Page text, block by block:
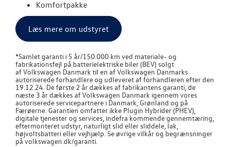
Komfortpakke
Læs mere om udstyret
*Samlet garanti i 5 år/150.000 km ved materiale- og
fabrikationsfejl på batterielektriske biler (BEV) solgt
afVolkswagen Danmark til en afVolkswagen Danmarks
autoriserede forhandlere og udleveret af forhandleren efter den
19.12.24. De første 2 år dækkes af fabrikantens garanti, de
næste 3 år dækkes afVolkswagen Danmark igennem vores
autoriserede servicepartnere i Danmark, Grønland og på
Færøerne. Garantien omfatter ikke Plugin Hybrider (PHEV),
digitale tjenester og services, indefra kommende gennemtæring,
eftermonteret udstyr, naturligt slid eller sliddele, lak,
højvoltsbatteri eller vejhjælp. Se øvrige vilkår og begrænsninger
på volkswagen.dk/garanti.